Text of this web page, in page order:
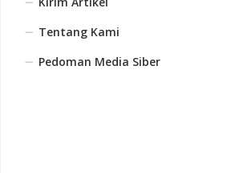
Tentang Kami
Pedoman Media Siber